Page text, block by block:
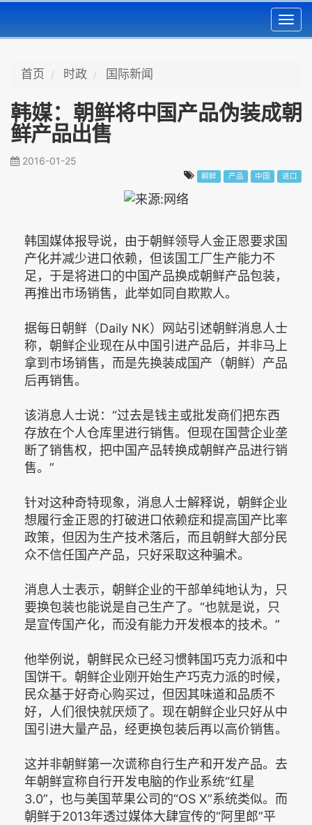
首页 时政 国际新闻
韩媒：朝鲜将中国产品伪装成朝
鲜产品出售
2016-01-25
朝鲜 产品 中国 进口
韩国媒体报导说，由于朝鲜领导人金正恩要求国
产化并减少进口依赖，但该国工厂生产能力不
足，于是将进口的中国产品换成朝鲜产品包装，
再推出市场销售，此举如同自欺欺人。
据每日朝鲜（Daily NK）网站引述朝鲜消息人士
称，朝鲜企业现在从中国引进产品后，并非马上
拿到市场销售，而是先换装成国产（朝鲜）产品
后再销售。
该消息人士说：“过去是钱主或批发商们把东西
存放在个人仓库里进行销售。但现在国营企业垄
断了销售权，把中国产品转换成朝鲜产品进行销
售。”
针对这种奇特现象，消息人士解释说，朝鲜企业
想履行金正恩的打破进口依赖症和提高国产比率
政策，但因为生产技术落后，而且朝鲜大部分民
众不信任国产产品，只好采取这种骗术。
消息人士表示，朝鲜企业的干部单纯地认为，只
要换包装也能说是自己生产了。“也就是说，只
是宣传国产化，而没有能力开发根本的技术。”
他举例说，朝鲜民众已经习惯韩国巧克力派和中
国饼干。朝鲜企业刚开始生产巧克力派的时候，
民众基于好奇心购买过，但因其味道和品质不
好，人们很快就厌烦了。现在朝鲜企业只好从中
国引进大量产品，经更换包装后再以高价销售。
这并非朝鲜第一次谎称自行生产和开发产品。去
年朝鲜宣称自行开发电脑的作业系统“红星
3.0”，也与美国苹果公司的“OS X”系统类似。而
朝鲜于2013年透过媒体大肆宣传的“阿里郎”平